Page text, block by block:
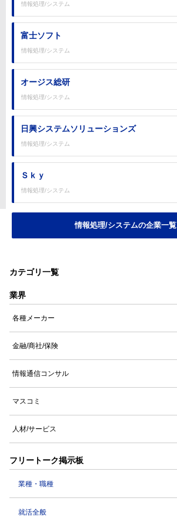
情報処理/システム
富士ソフト
情報処理/システム
オージス総研
情報処理/システム
日興システムソリューションズ
情報処理/システム
Ｓｋｙ
情報処理/システム
情報処理/システムの企業一覧
カテゴリ一覧
業界
各種メーカー
金融/商社/保険
情報通信コンサル
マスコミ
人材/サービス
フリートーク掲示板
業種・職種
就活全般